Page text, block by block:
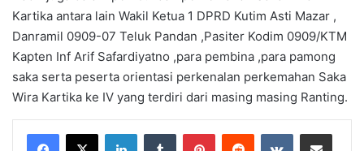
Kartika antara lain Wakil Ketua 1 DPRD Kutim Asti Mazar ,
Danramil 0909-07 Teluk Pandan ,Pasiter Kodim 0909/KTM
Kapten Inf Arif Safardiyatno ,para pembina ,para pamong
saka serta peserta orientasi perkenalan perkemahan Saka
Wira Kartika ke IV yang terdiri dari masing masing Ranting.